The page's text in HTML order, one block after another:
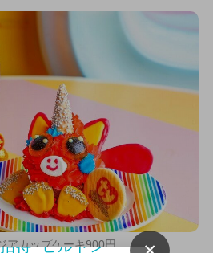
アカップケーキ900円